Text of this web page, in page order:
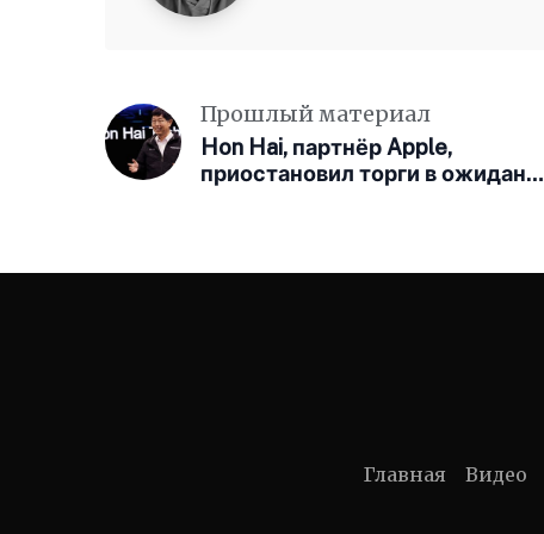
Прошлый материал
Hon Hai, партнёр Apple,
приостановил торги в ожидании
Главная Видео